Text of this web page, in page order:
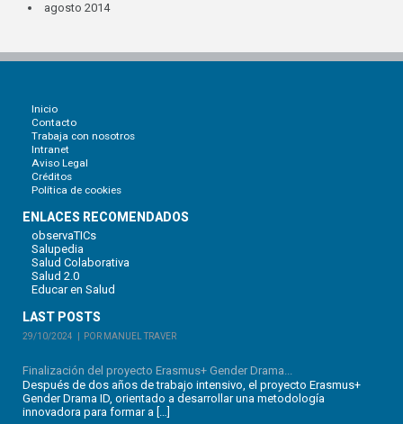
agosto 2014
Inicio
Contacto
Trabaja con nosotros
Intranet
Aviso Legal
Créditos
Política de cookies
ENLACES RECOMENDADOS
observaTICs
Salupedia
Salud Colaborativa
Salud 2.0
Educar en Salud
LAST POSTS
29/10/2024 POR MANUEL TRAVER
Finalización del proyecto Erasmus+ Gender Drama...
Después de dos años de trabajo intensivo, el proyecto Erasmus+
Gender Drama ID, orientado a desarrollar una metodología
innovadora para formar a […]